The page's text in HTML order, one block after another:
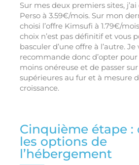
Sur mes deux premiers sites,
Perso à 3.59€/mois. Sur mon
choisi l’offre Kimsufi à 1.79€/
choix n’est pas définitif et vous
basculer d’une offre à l’autre. Je
recommande donc d’opter
moins onéreuse et de passer
supérieures au fur et à mesure
croissance.
Cinquième étape :
les options de
l’hébergement